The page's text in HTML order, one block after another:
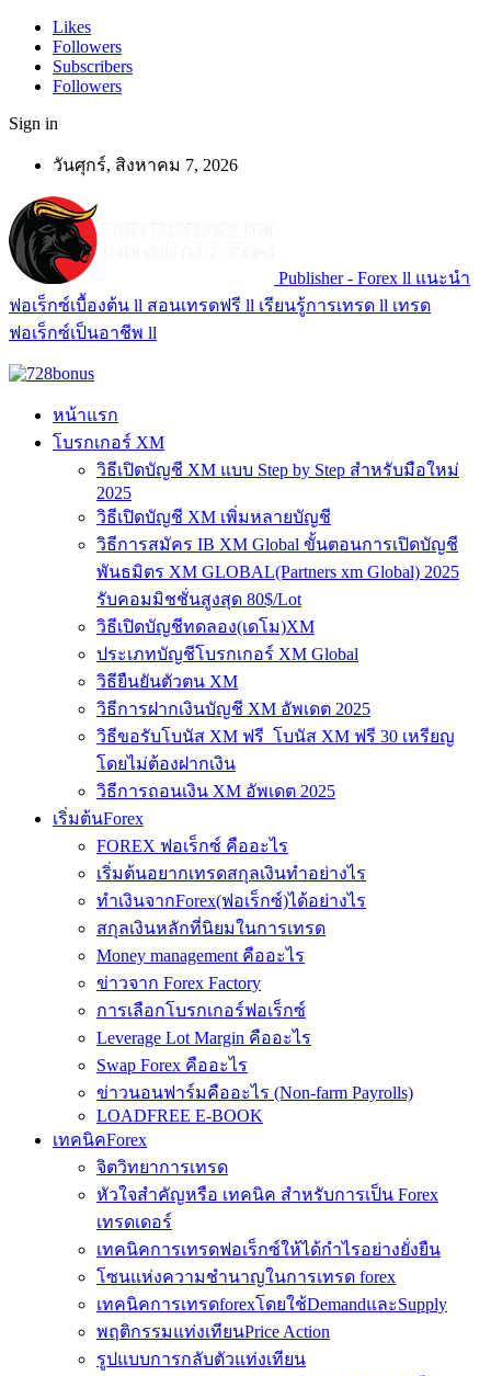
Likes
Followers
Subscribers
Followers
Sign in
วันศุกร์, สิงหาคม 7, 2026
Publisher - Forex ll แนะนำ
ฟอเร็กซ์เบื้องต้น ll สอนเทรดฟรี ll เรียนรู้การเทรด ll เทรด
ฟอเร็กซ์เป็นอาชีพ ll
หน้าแรก
โบรกเกอร์ XM
วิธีเปิดบัญชี XM แบบ Step by Step สำหรับมือใหม่
2025
วิธีเปิดบัญชี XM เพิ่มหลายบัญชี
วิธีการสมัคร IB XM Global ขั้นตอนการเปิดบัญชี
พันธมิตร XM GLOBAL(Partners xm Global) 2025
รับคอมมิชชั่นสูงสุด 80$/Lot
วิธีเปิดบัญชีทดลอง(เดโม)XM
ประเภทบัญชีโบรกเกอร์ XM Global
วิธียืนยันตัวตน XM
วิธีการฝากเงินบัญชี XM อัพเดต 2025
วิธีขอรับโบนัส XM ฟรี โบนัส XM ฟรี 30 เหรียญ
โดยไม่ต้องฝากเงิน
วิธีการถอนเงิน XM อัพเดต 2025
เริ่มต้นForex
FOREX ฟอเร็กซ์ คืออะไร
เริ่มต้นอยากเทรดสกุลเงินทำอย่างไร
ทำเงินจากForex(ฟอเร็กซ์)ได้อย่างไร
สกุลเงินหลักที่นิยมในการเทรด
Money management คืออะไร
ข่าวจาก Forex Factory
การเลือกโบรกเกอร์ฟอเร็กซ์
Leverage Lot Margin คืออะไร
Swap Forex คืออะไร
ข่าวนอนฟาร์มคืออะไร (Non-farm Payrolls)
LOADFREE E-BOOK
เทคนิคForex
จิตวิทยาการเทรด
หัวใจสำคัญหรือ เทคนิค สำหรับการเป็น Forex
เทรดเดอร์
เทคนิคการเทรดฟอเร็กซ์ให้ได้กำไรอย่างยั่งยืน
โซนแห่งความชำนาญในการเทรด forex
เทคนิคการเทรดforexโดยใช้DemandและSupply
พฤติกรรมแท่งเทียนPrice Action
รูปแบบการกลับตัวแท่งเทียน